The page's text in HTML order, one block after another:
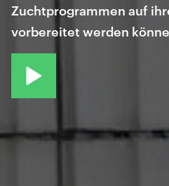
Zuchtprogrammen auf
vorbereitet werden